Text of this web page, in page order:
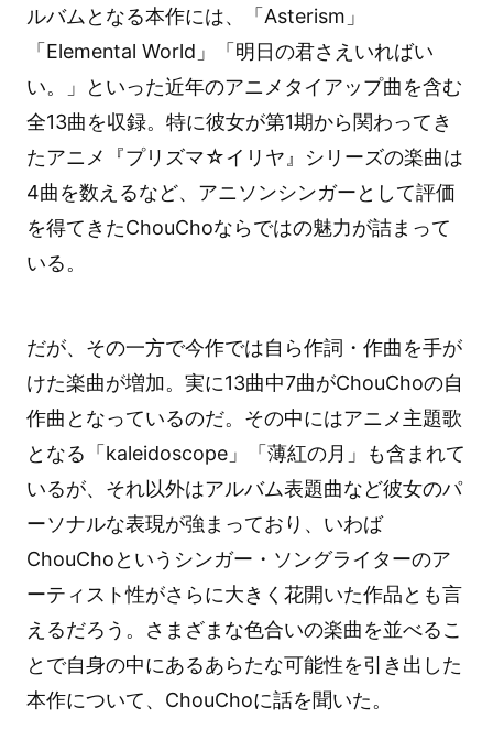
ルバムとなる本作には、「Asterism」
「Elemental World」「明日の君さえいればい
い。」といった近年のアニメタイアップ曲を含む
全13曲を収録。特に彼女が第1期から関わってき
たアニメ『プリズマ☆イリヤ』シリーズの楽曲は
4曲を数えるなど、アニソンシンガーとして評価
を得てきたChouChoならではの魅力が詰まって
いる。
だが、その一方で今作では自ら作詞・作曲を手が
けた楽曲が増加。実に13曲中7曲がChouChoの自
作曲となっているのだ。その中にはアニメ主題歌
となる「kaleidoscope」「薄紅の月」も含まれて
いるが、それ以外はアルバム表題曲など彼女のパ
ーソナルな表現が強まっており、いわば
ChouChoというシンガー・ソングライターのア
ーティスト性がさらに大きく花開いた作品とも言
えるだろう。さまざまな色合いの楽曲を並べるこ
とで自身の中にあるあらたな可能性を引き出した
本作について、ChouChoに話を聞いた。